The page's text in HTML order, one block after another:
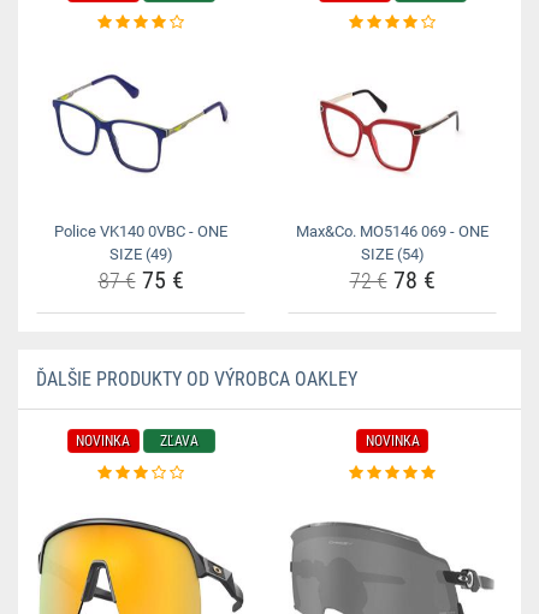
Police VK140 0VBC - ONE
SIZE (49)
87 €75 €
Max&Co. MO5146 069 - ONE
SIZE (54)
72 €78 €
ĎALŠIE PRODUKTY OD VÝROBCA OAKLEY
NOVINKA ZĽAVA NOVINKA